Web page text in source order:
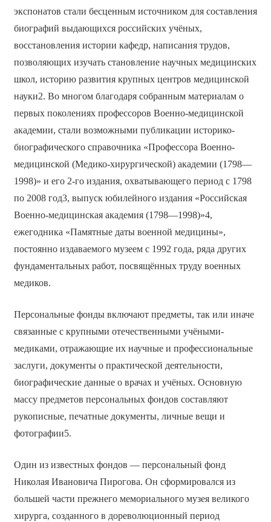
экспонатов стали бесценным источником для составления
биографий выдающихся российских учёных,
восстановления истории кафедр, написания трудов,
позволяющих изучать становление научных медицинских
школ, историю развития крупных центров медицинской
науки2. Во многом благодаря собранным материалам о
первых поколениях профессоров Военно-медицинской
академии, стали возможными публикации историко-
биографического справочника «Профессора Военно-
медицинской (Медико-хирургической) академии (1798—
1998)» и его 2-го издания, охватывающего период с 1798
по 2008 год3, выпуск юбилейного издания «Российская
Военно-медицинская академия (1798—1998)»4,
ежегодника «Памятные даты военной медицины»,
постоянно издаваемого музеем с 1992 года, ряда других
фундаментальных работ, посвящённых труду военных
медиков.
Персональные фонды включают предметы, так или иначе
связанные с крупными отечественными учёными-
медиками, отражающие их научные и профессиональные
заслуги, документы о практической деятельности,
биографические данные о врачах и учёных. Основную
массу предметов персональных фондов составляют
рукописные, печатные документы, личные вещи и
фотографии5.
Один из известных фондов — персональный фонд
Николая Ивановича Пирогова. Он сформировался из
большей части прежнего мемориального музея великого
хирурга, созданного в дореволюционный период